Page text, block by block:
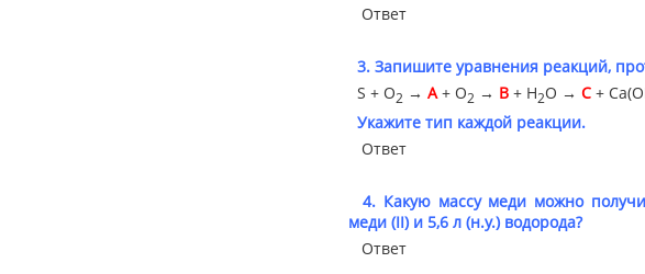
Ответ
3. Запишите уравнения реакций,
S + O2 → A+ O2 → B + H2O → C +
Укажите тип каждой реакции.
Ответ
4. Какую массу меди можно
меди (II) и 5,6 л (н.у.) водорода?
Ответ